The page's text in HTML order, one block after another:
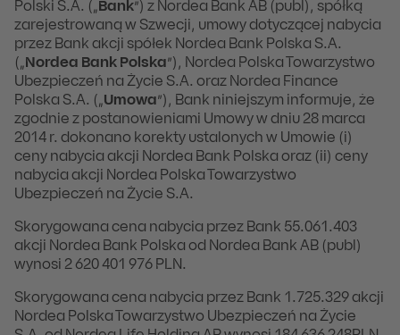
Polski S.A. („ Bank”) z Nordea Bank AB (publ), spółką
zarejestrowaną w Szwecji, umowy dotyczącej nabycia
przez Bank akcji spółek Nordea Bank Polska S.A.
(„ Nordea Bank Polska ”), Nordea Polska Towarzystwo
Ubezpieczeń na Życie S.A. oraz Nordea Finance
Polska S.A. („Umowa ”), Bank niniejszym informuje, że
zgodnie z postanowieniami Umowy w dniu 28 marca
2014 r. dokonano korekty ustalonych w Umowie (i)
ceny nabycia akcji Nordea Bank Polska oraz (ii) ceny
nabycia akcji Nordea Polska Towarzystwo
Ubezpieczeń na Życie S.A.
Skorygowana cena nabycia przez Bank 55.061.403
akcji Nordea Bank Polska od Nordea Bank AB (publ)
wynosi 2 620 401 976 PLN.
Skorygowana cena nabycia przez Bank 1.725.329 akcji
Nordea Polska Towarzystwo Ubezpieczeń na Życie